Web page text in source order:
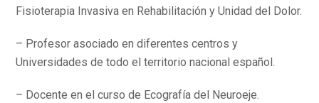
Fisioterapia Invasiva en Rehabilitación y Unidad del Dolor.
– Profesor asociado en diferentes centros y
Universidades de todo el territorio nacional español.
– Docente en el curso de Ecografía del Neuroeje.